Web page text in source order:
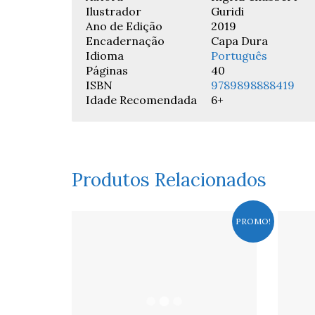
Ilustrador
Guridi
Ano de Edição
2019
Encadernação
Capa Dura
Idioma
Português
Páginas
40
ISBN
9789898888419
Idade Recomendada
6+
Produtos Relacionados
PROMO!